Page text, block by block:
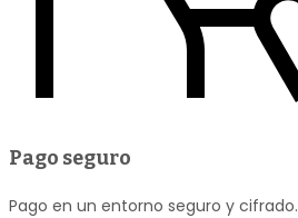
Pago seguro
Pago en un entorno seguro y cifrado.